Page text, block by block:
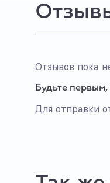
Отзывов пока
Будьте
Для отправки